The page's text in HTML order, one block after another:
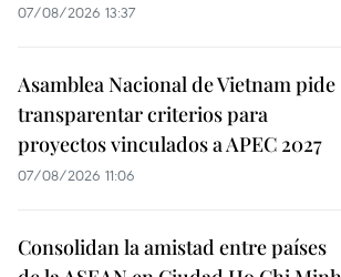
07/08/2026 13:37
Asamblea Nacional de Vietnam pide
transparentar criterios para
proyectos vinculados a APEC 2027
07/08/2026 11:06
Consolidan la amistad entre países